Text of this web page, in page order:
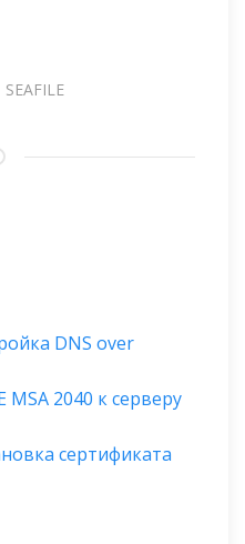
SEAFILE
DNS over
2040 к серверу
сертификата